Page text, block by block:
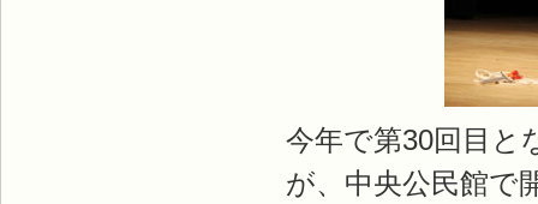
今年で第30回目と
が、中央公民館で